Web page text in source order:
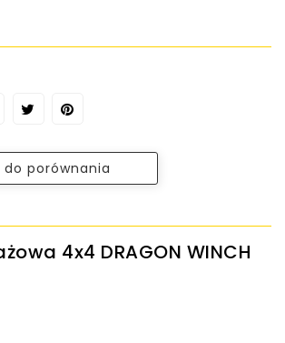
do porównania
4x4 DRAGON WINCH